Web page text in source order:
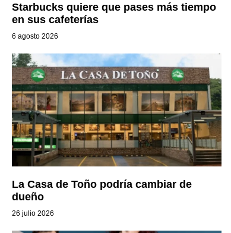
Starbucks quiere que pases más tiempo
en sus cafeterías
6 agosto 2026
La Casa de Toño podría cambiar de
dueño
26 julio 2026